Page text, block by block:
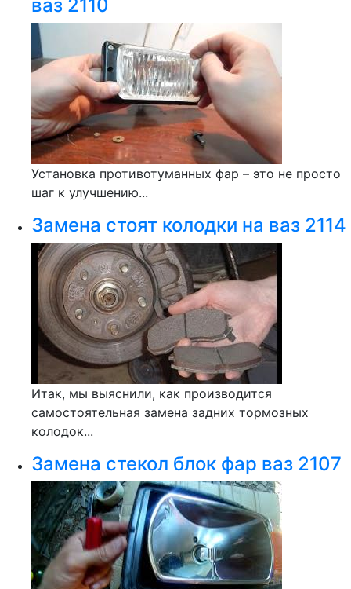
ваз 2110
Установка противотуманных фар – это не просто
шаг к улучшению...
Замена стоят колодки на ваз 2114
Итак, мы выяснили, как производится
самостоятельная замена задних тормозных
колодок...
Замена стекол блок фар ваз 2107